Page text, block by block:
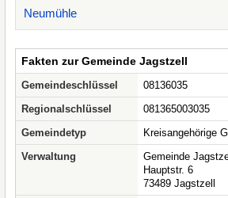
Neumühle
Fakten zur Gemeinde Jagstzell
Gemeindeschlüssel
08136035
Regionalschlüssel
081365003035
Gemeindetyp
Kreisangehörige
Verwaltung
Gemeinde
Hauptstr. 6
73489 Jagstzell